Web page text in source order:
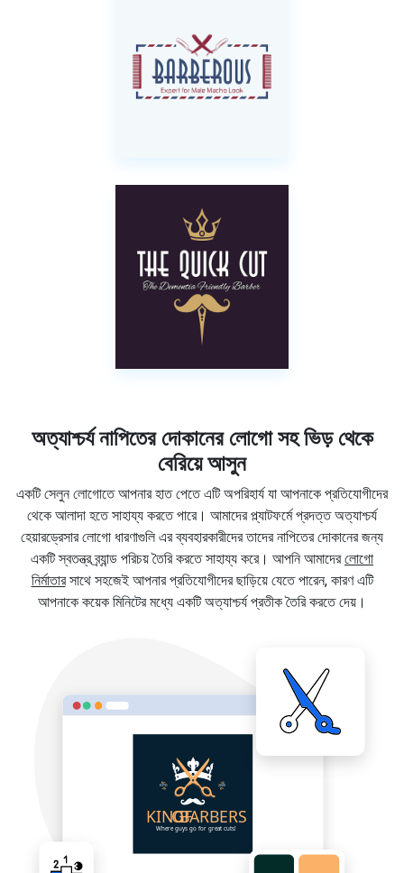
অত্যাশ্চর্য নাপিতের দোকানের লোগো সহ ভিড় থেকে
বেরিয়ে আসুন
একটি সেলুন লোগোতে আপনার হাত পেতে এটি অপরিহার্য যা আপনাকে প্রতিযোগীদের
থেকে আলাদা হতে সাহায্য করতে পারে। আমাদের প্ল্যাটফর্মে প্রদত্ত অত্যাশ্চর্য
হেয়ারড্রেসার লোগো ধারণাগুলি এর ব্যবহারকারীদের তাদের নাপিতের দোকানের জন্য
একটি স্বতন্ত্র ব্র্যান্ড পরিচয় তৈরি করতে সাহায্য করে। আপনি আমাদেরলোগো
নির্মাতারসাথে সহজেই আপনার প্রতিযোগীদের ছাড়িয়ে যেতে পারেন, কারণ এটি
আপনাকে কয়েক মিনিটের মধ্যে একটি অত্যাশ্চর্য প্রতীক তৈরি করতে দেয়।